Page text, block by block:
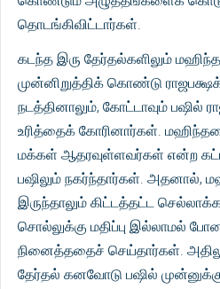
தொடங்கிவிட்டார்கள்.
கடந்த இரு தேர்தல்களிலும்
முன்னிறுத்திக் கொண்டு
நடத்தினாலும், கோட்டாவும் பஷில்
உரித்தைக் கோரினார்கள்.
மக்கள் ஆதரவுள்ளவர்கள் என்ற
பஷிலும் நகர்ந்தார்கள். அதனால்,
இருந்தாலும் கிட்டத்தட்ட
சொல்லுக்கு மதிப்பு இல்லாமல்
நினைத்ததைச் செய்தார்கள்.
தேர்தல் கனவோடு பஷில்